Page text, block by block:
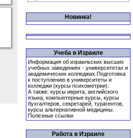
Новинка!
Учеба в Израиле
Информация об израильских высших
учебных заведениях - университетах и
академических колледжах.Подготовка
к поступлению в университеты и
колледжи (курсы психометрии).
А также: курсы иврита, английского
языка, компьютерные курсы, курсы
бухгалтеров, секретарей, турагентов,
курсы альтернативной медицины.
Полезные ссылки.
Работа в Израиле